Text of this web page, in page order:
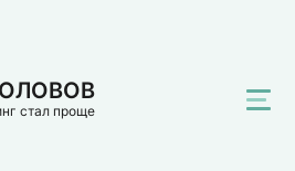
стал проще